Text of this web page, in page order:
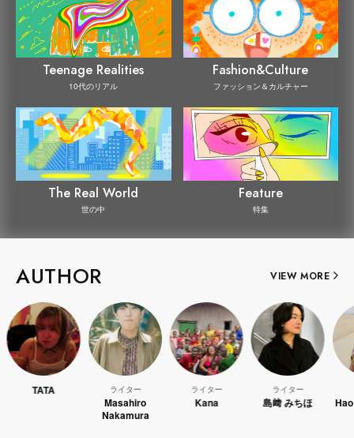
Teenage Realities
10代のリアル
Fashion&Culture
ファッション＆カルチャー
The Real World
世の中
Feature
特集
AUTHOR VIEW MORE
Masahiro
Nakamura
島﨑 みちほ Hao